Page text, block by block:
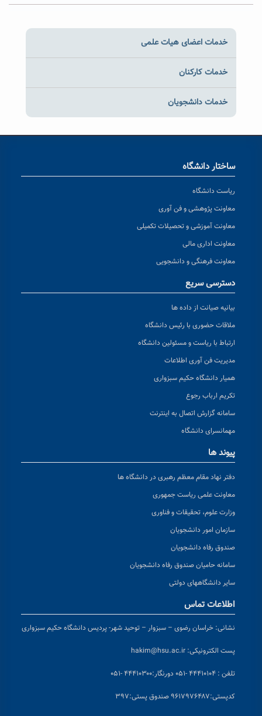
خدمات اعضای هیات علمی
خدمات کارکنان
خدمات دانشجویان
ساختار دانشگاه
ریاست دانشگاه
معاونت پژوهشی و فن آوری
معاونت آموزشی و تحصیلات تکمیلی
معاونت اداری مالی
معاونت فرهنگی و دانشجویی
دسترسی سریع
بیانیه صیانت از داده ها
ملاقات حضوری با رئیس دانشگاه
ارتباط با ریاست و مسئولین دانشگاه
مدیریت فن آوری اطلاعات
همیار دانشگاه حکیم سبزواری
تکریم ارباب رجوع
سامانه گزارش اتصال به اینترنت
مهمانسرای دانشگاه
پیوند ها
دفتر نهاد مقام معظم رهبری در دانشگاه ها
معاونت علمی ریاست جمهوری
وزارت علوم، تحقیقات و فناوری
سازمان امور دانشجویان
صندوق رفاه دانشجویان
سامانه حامیان صندوق رفاه دانشجویان
سایر دانشگاههای دولتی
اطلاعات تماس
نشانی: خراسان رضوی – سبزوار – توحید شهر- پردیس دانشگاه حکیم سبزواری
پست الکترونیکی: hakim@hsu.ac.ir
تلفن : ۴۴۴۱۰۱۰۴ -۰۵۱ دورنگار:۴۴۴۱۰۳۰۰ -۰۵۱
کدپستی:۹۶۱۷۹۷۶۴۸۷ صندوق پستی:۳۹۷